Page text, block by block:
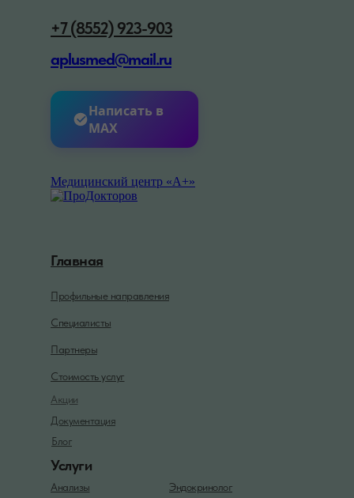
Услуги
Акции
Документация
Блог
Анализы
aplusmed@mail.ru
+7 (8552) 923-903
Эндокринолог
Стоимость услуг
Партнеры
Специалисты
Профильные направления
Главная
Медицинский центр «А+»
Написать в
MAX